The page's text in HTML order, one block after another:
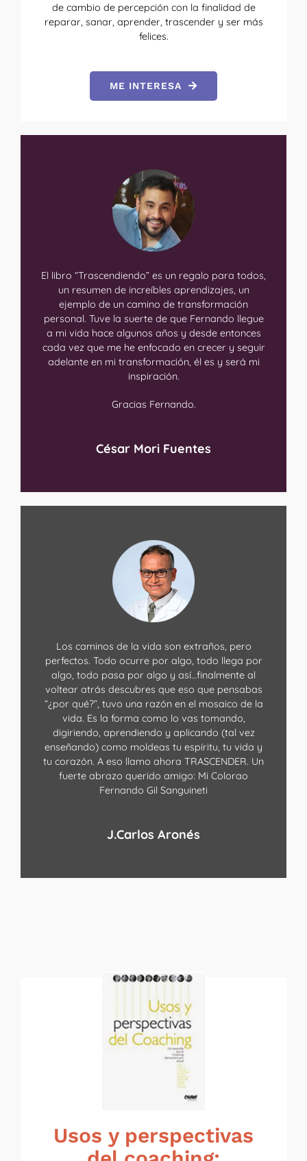
de cambio de percepción con la finalidad de
reparar, sanar, aprender, trascender y ser más
felices.
ME INTERESA
El libro “Trascendiendo” es un regalo para todos,
un resumen de increíbles aprendizajes, un
ejemplo de un camino de transformación
personal. Tuve la suerte de que Fernando llegue
a mi vida hace algunos años y desde entonces
cada vez que me he enfocado en crecer y seguir
adelante en mi transformación, él es y será mi
inspiración.
Gracias Fernando.
César Mori Fuentes
Los caminos de la vida son extraños, pero
perfectos. Todo ocurre por algo, todo llega por
algo, todo pasa por algo y así…finalmente al
voltear atrás descubres que eso que pensabas
“¿por qué?”, tuvo una razón en el mosaico de la
vida. Es la forma como lo vas tomando,
digiriendo, aprendiendo y aplicando (tal vez
enseñando) como moldeas tu espíritu, tu vida y
tu corazón. A eso llamo ahora TRASCENDER. Un
fuerte abrazo querido amigo: Mi Colorao
Fernando Gil Sanguineti
J.Carlos Aronés
Usos y perspectivas